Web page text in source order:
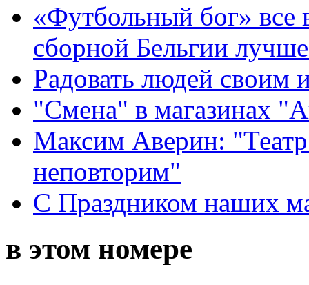
«Футбольный бог» все
сборной Бельгии
Радовать людей своим
"Смена" в магазинах
Максим Аверин:
неповторим"
С Праздником наших
в этом номере